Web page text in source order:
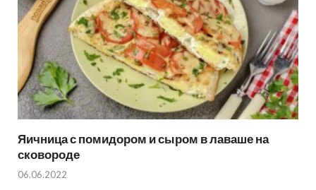
Яичница с помидором и сыром в лаваше на
сковороде
06.06.2022